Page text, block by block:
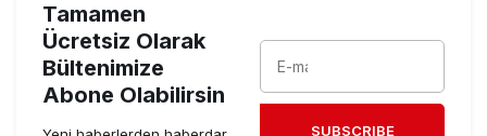
Tamamen
Ücretsiz Olarak
Bültenimize
Abone Olabilirsin
SUBSCRIBE